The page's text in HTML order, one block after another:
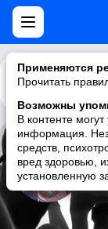
Применяются
Прочитать
Возможны
В контенте
информация.
средств,
вред здоровью,
установленную
Каталог